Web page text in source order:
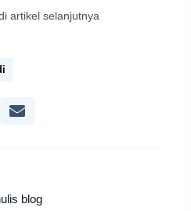
artikel selanjutnya
blog